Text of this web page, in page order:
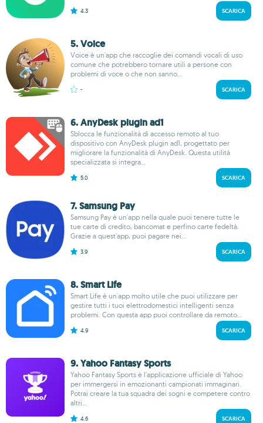
4.3 SCARICA
5. Voice
Voice è un'app che raccoglie dei comandi vocali di uso
comune che potrebbero tornare utili a persone con
problemi di voce o che non sanno...
- SCARICA
6. AnyDesk plugin ad1
Sblocca le funzionalità di accesso remoto al tuo
dispositivo con AnyDesk plugin ad1, progettato per
migliorare la funzionalità di AnyDesk. Questa utilità
specializzata si integra...
5.0 SCARICA
7. Samsung Pay
Samsung Pay è un'app nella quale puoi tenere tutte le
tue carte di credito, bancomat e perfino carte fedeltà.
Grazie a quest'app, puoi pagare nei...
3.9 SCARICA
8. Smart Life
Smart Life è un'app molto utile che puoi utilizzare per
gestire tutti i tuoi elettrodomestici intelligenti senza
problemi. Con questa app puoi controllare da remoto...
4.9 SCARICA
9. Yahoo Fantasy Sports
Yahoo Fantasy Sports è l'applicazione ufficiale di Yahoo
per immergersi in emozionanti campionati immaginari.
Potrai creare la tua squadra dei sogni e competere contro
altri...
4.6 SCARICA